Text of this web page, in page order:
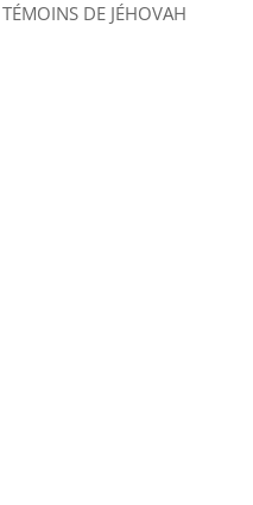
DE JÉHOVAH